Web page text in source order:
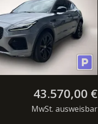
43.570,00 €
MwSt. ausweisbar